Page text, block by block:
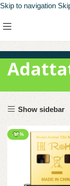
Skip to navigation
Show sidebar
-30%